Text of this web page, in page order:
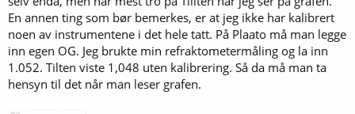
En annen ting som bør bemerkes, er at jeg ikke har kalibrert
noen av instrumentene i det hele tatt. På Plaato må man legge
inn egen OG. Jeg brukte min refraktometermåling og la inn
1.052. Tilten viste 1,048 uten kalibrering. Så da må man ta
hensyn til det når man leser grafen.